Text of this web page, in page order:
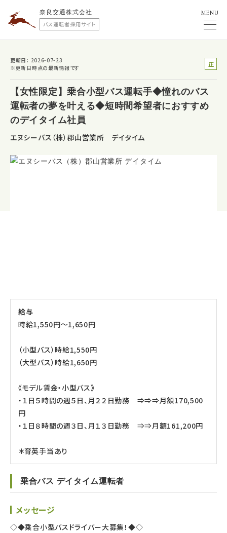
奈良交通株式会社
バス運転者採用サイト
MENU
更新日
2026-07-23
※更新日時点の最新情報です
正
【女性限定】乗合小型バス運転手◆憧れのバス
運転者の夢を叶える◆短時間希望者におすすめ
のデイタイム社員
エヌシーバス（株）郡山営業所 デイタイム
給与
時給1,550円～1,650円
（小型バス）時給1,550円
（大型バス）時給1,650円
《モデル賃金・小型バス》
・１日５時間の週５日、月２２日勤務 ⇒⇒⇒月額170,500
円
・１日８時間の週３日、月１３日勤務 ⇒⇒月額161,200円
＊育英手当あり
乗合バス デイタイム運転者
メッセージ
◇◆乗合小型バスドライバー大募集！◆◇